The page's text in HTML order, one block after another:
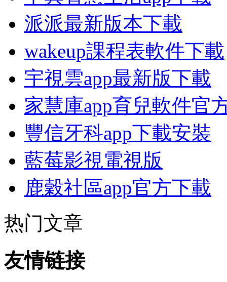
派派最新版本下載
wakeup課程表軟件下載
宇視雲app最新版下載
家慧庫app育兒軟件官
豐信牙科app下載安裝
藍莓影視電視版
鹿穀社區app官方下載
热门文章
友情链接